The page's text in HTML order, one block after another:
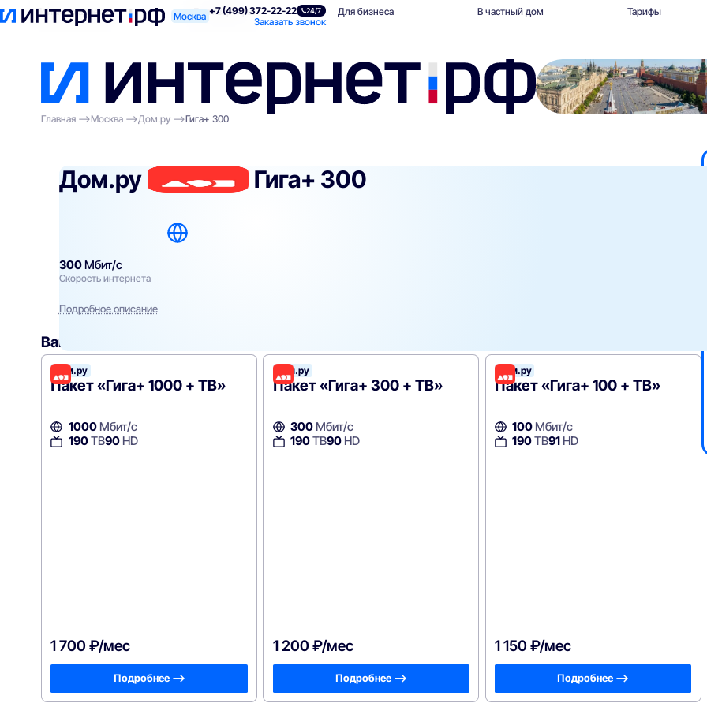
Москва +7 (499) 372-22-22 24/7
Заказать звонок
Поиск по адресу Для квартиры Для бизнеса В частный дом Тарифы
Главная
Москва Дом.ру Гига+ 300
Дом.ру Гига+ 300
300Мбит/с
Скорость интернета
Подробное описание
Вам могут подойти
Дом.ру
Пакет «Гига+ 1000 + ТВ»
1000Мбит/с
190ТВ90HD
1 700 ₽/мес
Подробнее —>
Дом.ру
Пакет «Гига+ 300 + ТВ»
300 Мбит/с
190ТВ90 HD
1 200 ₽/мес
Подробнее —>
Дом.ру
Пакет «Гига+ 100 + ТВ»
100 Мбит/с
190ТВ91 HD
1 150 ₽/мес
Подробнее —>